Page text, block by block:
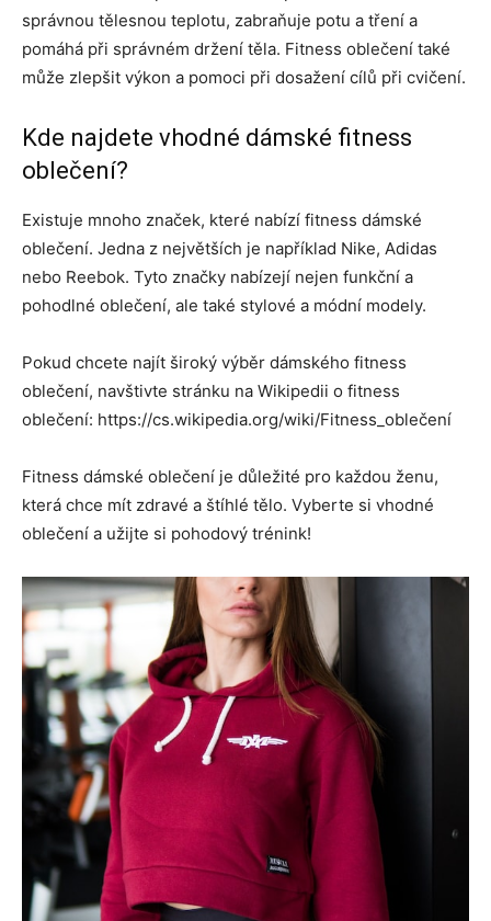
správnou tělesnou teplotu, zabraňuje potu a tření a
pomáhá při správném držení těla. Fitness oblečení také
může zlepšit výkon a pomoci při dosažení cílů při cvičení.
Kde najdete vhodné dámské fitness
oblečení?
Existuje mnoho značek, které nabízí fitness dámské
oblečení. Jedna z největších je například Nike, Adidas
nebo Reebok. Tyto značky nabízejí nejen funkční a
pohodlné oblečení, ale také stylové a módní modely.
Pokud chcete najít široký výběr dámského fitness
oblečení, navštivte stránku na Wikipedii o fitness
oblečení: https://cs.wikipedia.org/wiki/Fitness_oblečení
Fitness dámské oblečení je důležité pro každou ženu,
která chce mít zdravé a štíhlé tělo. Vyberte si vhodné
oblečení a užijte si pohodový trénink!